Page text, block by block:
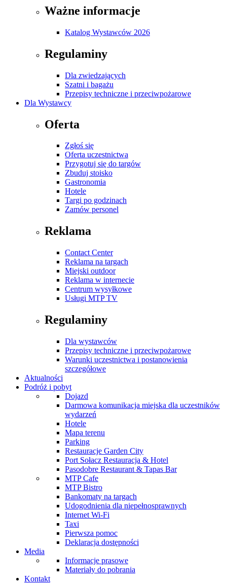
Ważne informacje
Katalog Wystawców 2026
Regulaminy
Dla zwiedzających
Szatni i bagażu
Przepisy techniczne i przeciwpożarowe
Dla Wystawcy
Oferta
Zgłoś się
Oferta uczestnictwa
Przygotuj się do targów
Zbuduj stoisko
Gastronomia
Hotele
Targi po godzinach
Zamów personel
Reklama
Contact Center
Reklama na targach
Miejski outdoor
Reklama w internecie
Centrum wysyłkowe
Usługi MTP TV
Regulaminy
Dla wystawców
Przepisy techniczne i przeciwpożarowe
Warunki uczestnictwa i postanowienia
szczegółowe
Aktualności
Podróż i pobyt
Dojazd
Darmowa komunikacja miejska dla uczestników
wydarzeń
Hotele
Mapa terenu
Parking
Restauracje Garden City
Port Sołacz Restauracja & Hotel
Pasodobre Restaurant & Tapas Bar
MTP Cafe
MTP Bistro
Bankomaty na targach
Udogodnienia dla niepełnosprawnych
Internet Wi-Fi
Taxi
Pierwsza pomoc
Deklaracja dostępności
Media
Informacje prasowe
Materiały do pobrania
Kontakt